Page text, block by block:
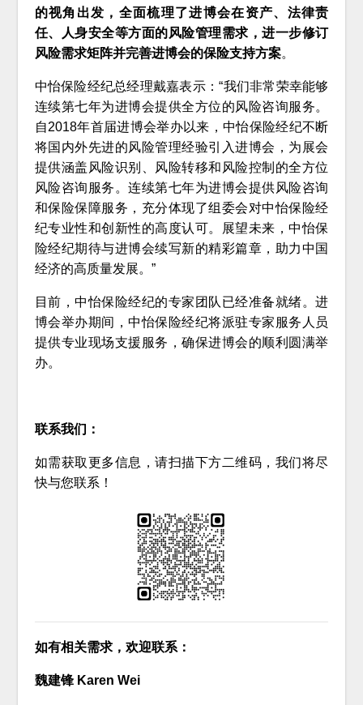
的视角出发，全面梳理了进博会在资产、法律责
任、人身安全等方面的风险管理需求，进一步修订
风险需求矩阵并完善进博会的保险支持方案。
中怡保险经纪总经理戴嘉表示：“我们非常荣幸能够
连续第七年为进博会提供全方位的风险咨询服务。
自2018年首届进博会举办以来，中怡保险经纪不断
将国内外先进的风险管理经验引入进博会，为展会
提供涵盖风险识别、风险转移和风险控制的全方位
风险咨询服务。连续第七年为进博会提供风险咨询
和保险保障服务，充分体现了组委会对中怡保险经
纪专业性和创新性的高度认可。展望未来，中怡保
险经纪期待与进博会续写新的精彩篇章，助力中国
经济的高质量发展。”
目前，中怡保险经纪的专家团队已经准备就绪。进
博会举办期间，中怡保险经纪将派驻专家服务人员
提供专业现场支援服务，确保进博会的顺利圆满举
办。
联系我们：
如需获取更多信息，请扫描下方二维码，我们将尽
快与您联系！
如有相关需求，欢迎联系：
魏建锋 Karen Wei